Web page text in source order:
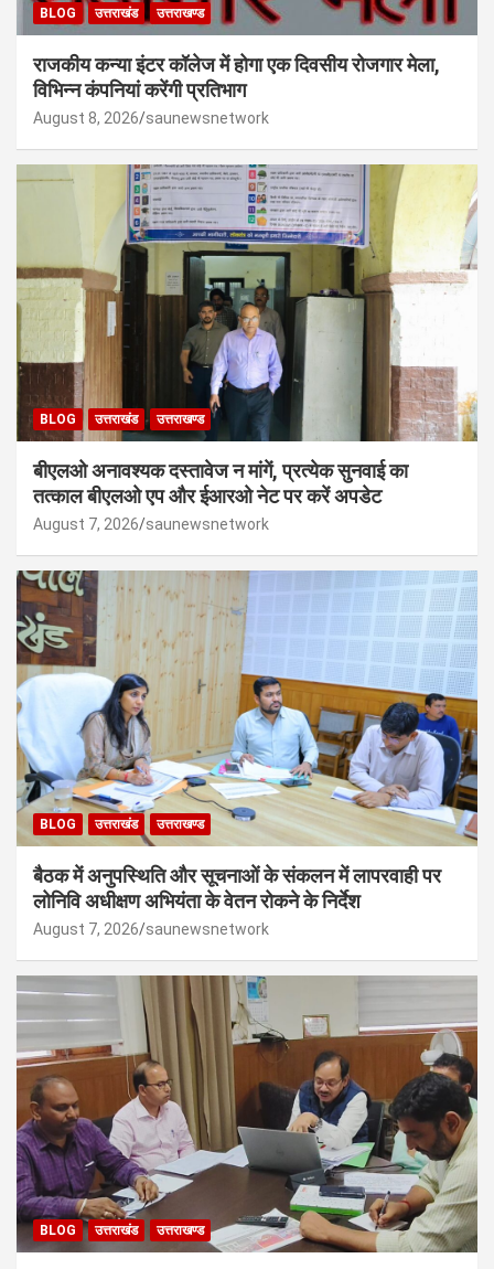
BLOG उत्तराखंड उत्तराखण्ड
राजकीय कन्या इंटर कॉलेज में होगा एक दिवसीय रोजगार मेला,
विभिन्न कंपनियां करेंगी प्रतिभाग
August 8, 2026 saunewsnetwork
BLOG उत्तराखंड उत्तराखण्ड
बीएलओ अनावश्यक दस्तावेज न मांगें, प्रत्येक सुनवाई का
तत्काल बीएलओ एप और ईआरओ नेट पर करें अपडेट
August 7, 2026 saunewsnetwork
BLOG उत्तराखंड उत्तराखण्ड
बैठक में अनुपस्थिति और सूचनाओं के संकलन में लापरवाही पर
लोनिवि अधीक्षण अभियंता के वेतन रोकने के निर्देश
August 7, 2026 saunewsnetwork
BLOG उत्तराखंड उत्तराखण्ड